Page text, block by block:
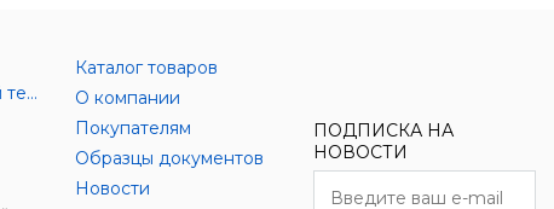
Аксессуары цифровой техники
Каталог товаров
О компании
Покупателям
Образцы документов
Новости
ПОДПИСКА НА
НОВОСТИ